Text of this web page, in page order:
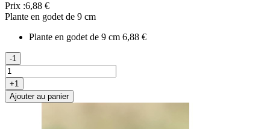
Prix :6,88 €
Plante en godet de 9 cm
Plante en godet de 9 cm 6,88 €
-1
+1
Ajouter au panier